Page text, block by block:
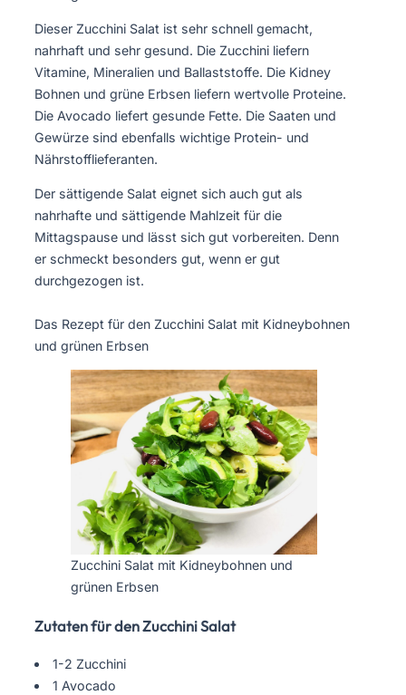
Dieser Zucchini Salat ist sehr schnell gemacht,
nahrhaft und sehr gesund. Die Zucchini liefern
Vitamine, Mineralien und Ballaststoffe. Die Kidney
Bohnen und grüne Erbsen liefern wertvolle Proteine.
Die Avocado liefert gesunde Fette. Die Saaten und
Gewürze sind ebenfalls wichtige Protein- und
Nährstofflieferanten.
Der sättigende Salat eignet sich auch gut als
nahrhafte und sättigende Mahlzeit für die
Mittagspause und lässt sich gut vorbereiten. Denn
er schmeckt besonders gut, wenn er gut
durchgezogen ist.
Das Rezept für den Zucchini Salat mit Kidneybohnen
und grünen Erbsen
Zucchini Salat mit Kidneybohnen und
grünen Erbsen
Zutaten für den Zucchini Salat
1-2 Zucchini
1 Avocado